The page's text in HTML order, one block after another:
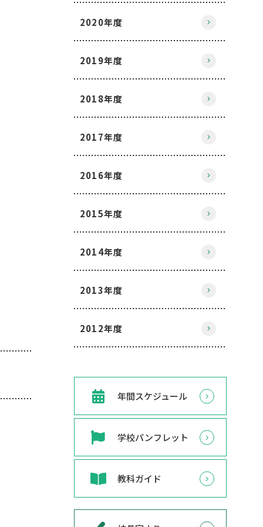
2020年度
2019年度
2018年度
2017年度
2016年度
2015年度
2014年度
2013年度
2012年度
年間スケジュール
学校パンフレット
教科ガイド